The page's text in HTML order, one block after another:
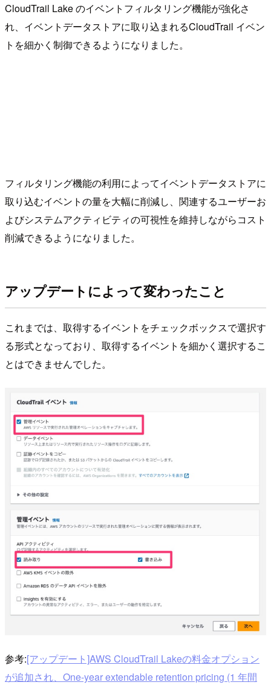
CloudTrail Lake のイベントフィルタリング機能が強化さ
れ、イベントデータストアに取り込まれるCloudTrail イベン
トを細かく制御できるようになりました。
フィルタリング機能の利用によってイベントデータストアに
取り込むイベントの量を大幅に削減し、関連するユーザーお
よびシステムアクティビティの可視性を維持しながらコスト
削減できるようになりました。
アップデートによって変わったこと
これまでは、取得するイベントをチェックボックスで選択す
る形式となっており、取得するイベントを細かく選択するこ
とはできませんでした。
参考:[アップデート]AWS CloudTrail Lakeの料金オプション
が追加され、One-year extendable retention pricing (1 年間